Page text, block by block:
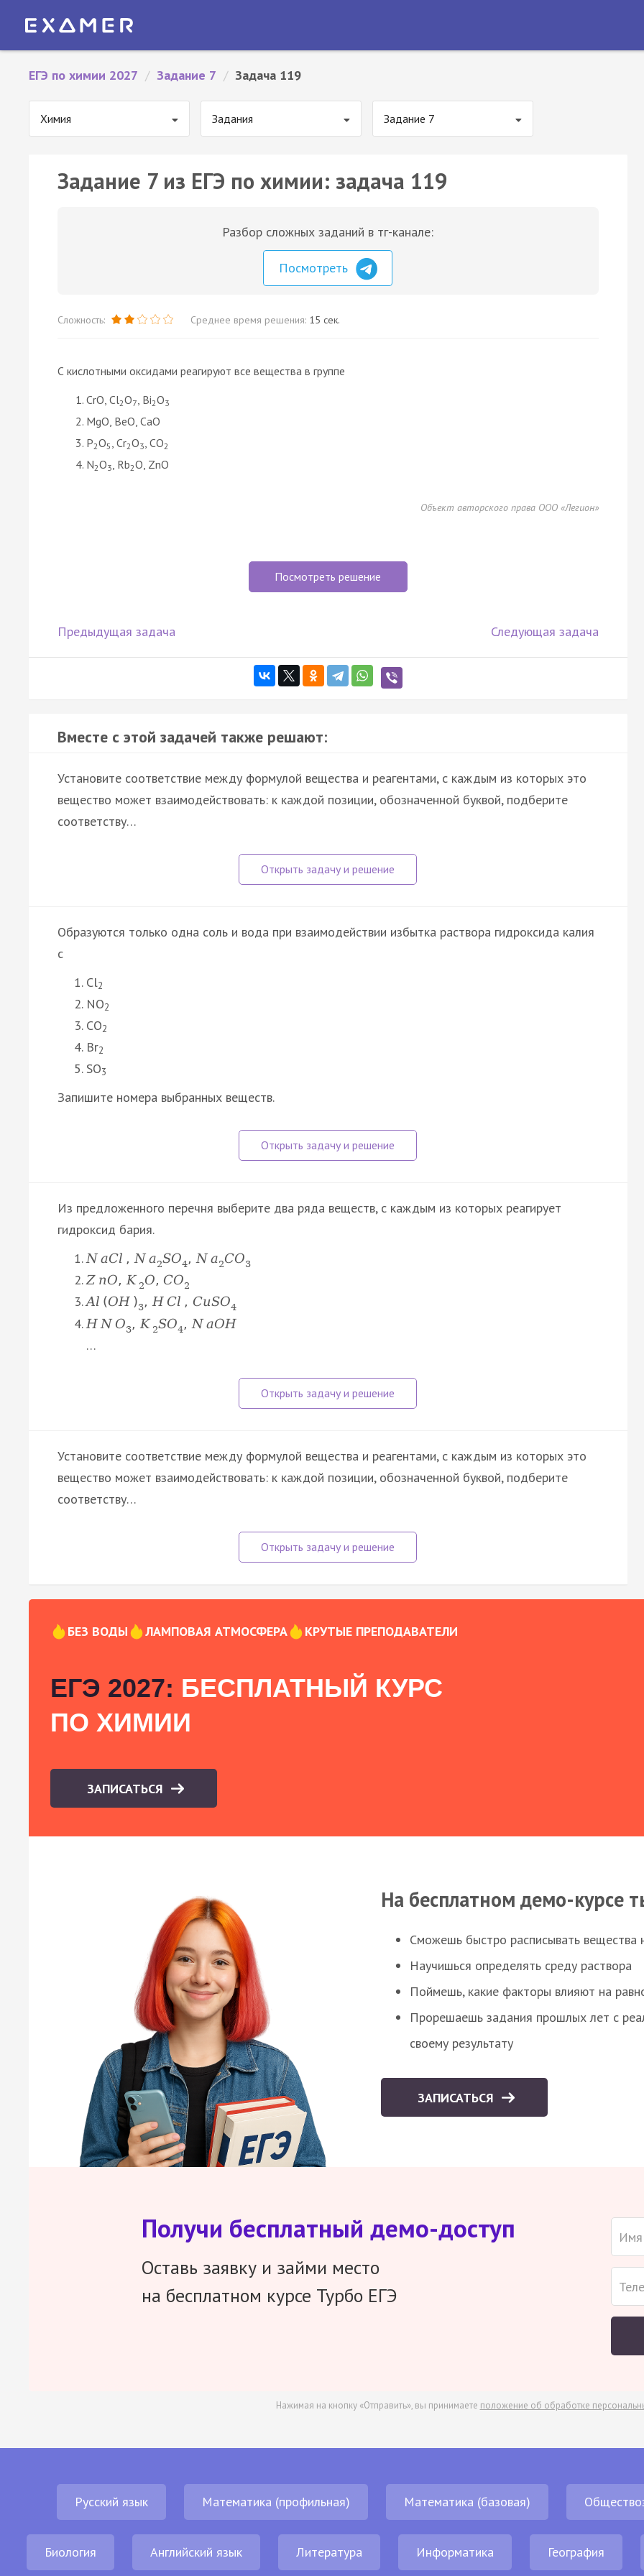
ЕГЭ по химии 2027 / Задание 7 / Задача 119
Химия Задания Задание 7
Задание 7 из ЕГЭ по химии: задача 119
Разбор сложных заданий в тг-канале:
Посмотреть
Сложность: Среднее время решения: 15 сек.
С кислотными оксидами реагируют все вещества в группе
CrO, Cl2O7 , Bi2O3
MgO, BeO, CaO
P2O5 , Cr2O3 , CO2
N2O3 , Rb2O, ZnO
Объект авторского права ООО «Легион»
Посмотреть решение
Предыдущая задача Следующая задача
Вместе с этой задачей также решают:
Установите соответствие между формулой вещества и реагентами, с каждым из которых это
вещество может взаимодействовать: к каждой позиции, обозначенной буквой, подберите
соответству…
Образуются только одна соль и вода при взаимодействии избытка раствора гидроксида калия
с
Cl2
NO2
CO2
Br2
SO3
Запишите номера выбранных веществ.
Из предложенного перечня выберите два ряда веществ, с каждым из которых реагирует
гидроксид бария.
NaCl , Na2SO4, N a2CO3
Z nO, K 2O, CO2
Al (OH )3, H Cl , CuSO4
H N O3, K 2SO4, N aOH
…
Установите соответствие между формулой вещества и реагентами, с каждым из которых это
вещество может взаимодействовать: к каждой позиции, обозначенной буквой, подберите
соответству…
БЕЗ ВОДЫ ЛАМПОВАЯ АТМОСФЕРА КРУТЫЕ ПРЕПОДАВАТЕЛИ
ЕГЭ 2027: БЕСПЛАТНЫЙ КУРС
ПО ХИМИИ
ЗАПИСАТЬСЯ
На бесплатном демо-курсе
Сможешь быстро расписывать вещества
Научишься определять среду раствора
Поймешь, какие факторы влияют на
Прорешаешь задания прошлых лет с
своему результату
ЗАПИСАТЬСЯ
Получи бесплатный демо-доступ
Оставь заявку и займи место
на бесплатном курсе Турбо ЕГЭ
Нажимая на кнопку «Отправить», вы принимаете положение об обработке
Русский язык Математика (профильная) Математика (базовая)
Биология Английский язык Литература Информатика География